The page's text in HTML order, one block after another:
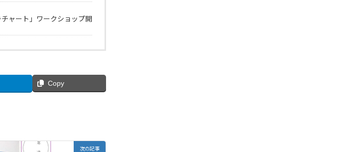
ャート」ワークショップ開
Copy
次の記事